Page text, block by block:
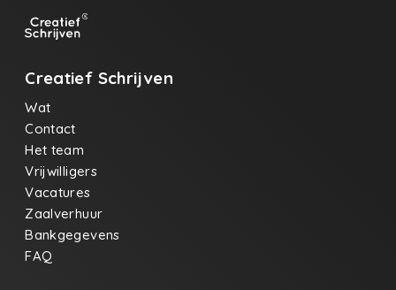
Creatief Schrijven
Wat
Contact
Het team
Vrijwilligers
Vacatures
Zaalverhuur
Bankgegevens
FAQ